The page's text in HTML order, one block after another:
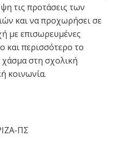
τις προτάσεις των
και να προχωρήσει σε
με επισωρευμένες
και περισσότερο το
στη σχολική
κοινωνία.
ΠΣ